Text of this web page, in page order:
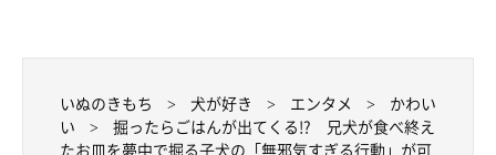
いぬのきもち 犬が好き エンタメ
かわい
い
掘ったらごはんが出てくる!? 兄犬が食べ終え
たお皿を夢中で掘る子犬の「無邪気すぎる行動」が可